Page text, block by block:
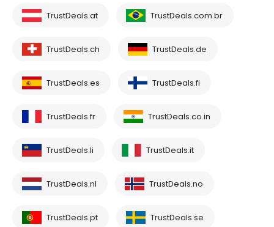
TrustDeals.at TrustDeals.com.br
TrustDeals.ch TrustDeals.de
TrustDeals.es TrustDeals.fi
TrustDeals.fr TrustDeals.co.in
TrustDeals.li TrustDeals.it
TrustDeals.nl TrustDeals.no
TrustDeals.pt TrustDeals.se